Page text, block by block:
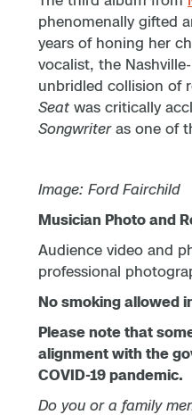
phenomenally gifted
years of honing her
vocalist, the
unbridled collision of
Seat was critically
Songwriteras one of
Image: Ford Fairchild
Musician Photo and
Audience video and
professional
No smoking allowed
Please note that
alignment with the
COVID-19 pandemic.
Do you or a family